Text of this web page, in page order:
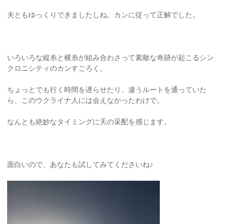
夫ともゆっくりできましたしね。カンに従って正解でした。
いろいろな縦糸と横糸が組み合わさって素敵な奇跡が起こるシン
クロニシティのカンすごろく。
ちょっとでも行く時間を遅らせたり、違うルートを通っていた
ら、このウクライナ人には会えなかったわけで。
なんとも絶妙なタイミングに天の采配を感じます。
面白いので、あなたも試してみてくださいね♪